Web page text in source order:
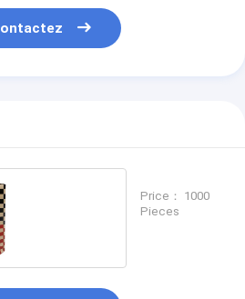
Price： 1000
Pieces